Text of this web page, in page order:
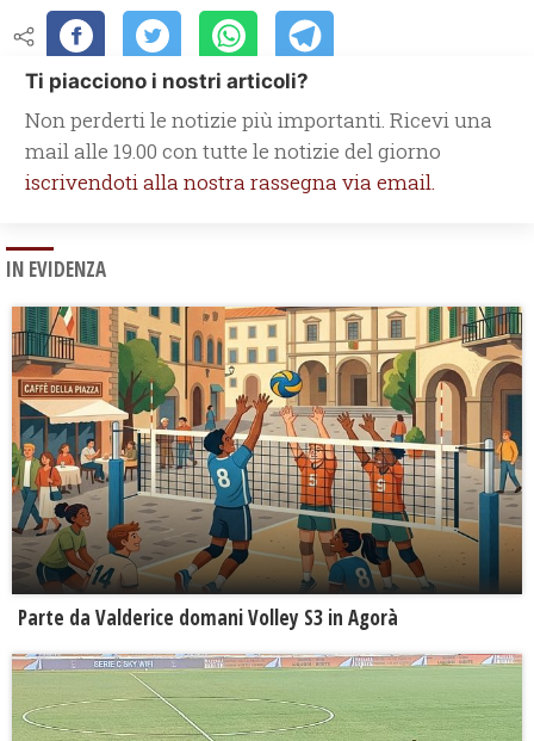
Ti piacciono i nostri articoli?
Non perderti le notizie più importanti. Ricevi una
mail alle 19.00 con tutte le notizie del giorno
iscrivendoti alla nostra rassegna via email.
IN EVIDENZA
Parte da Valderice domani Volley S3 in Agorà